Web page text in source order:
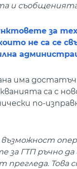
и
за
не са се
има
са с
по-
възможност
за ГТП ръчно
прегледа. Това